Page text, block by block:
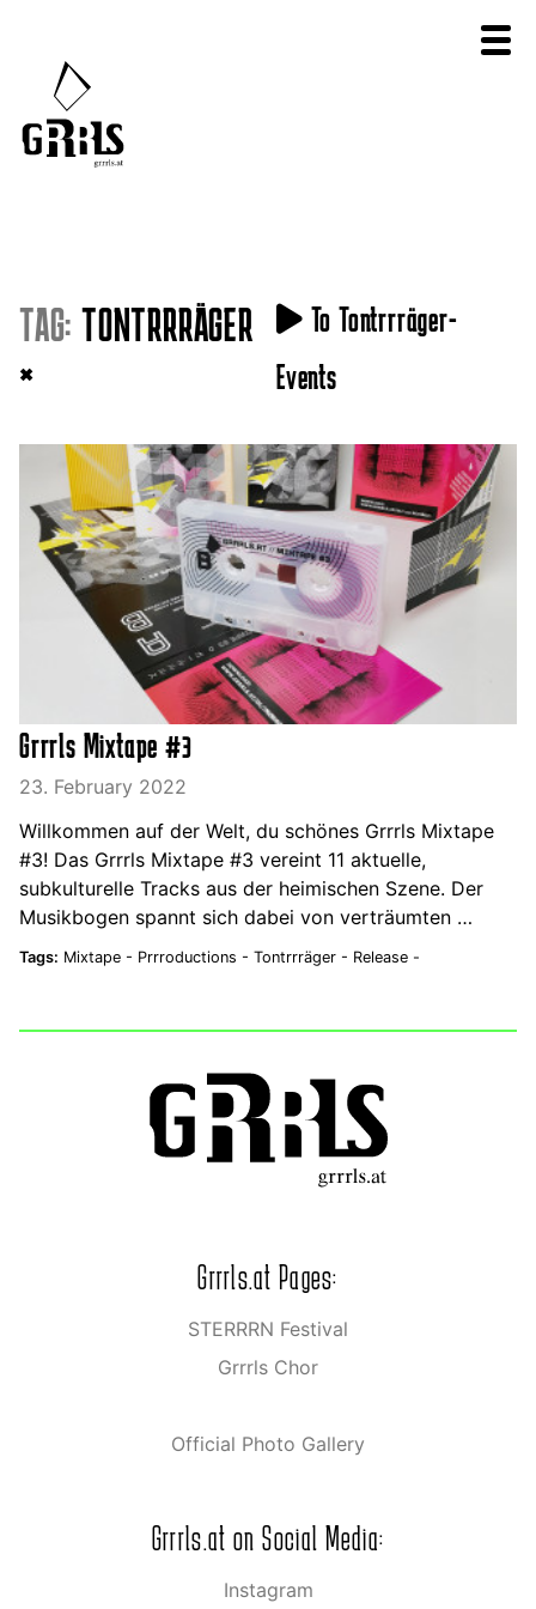
TAG: TONTRRRÄGER
×
To Tontrrräger-
Events
Grrrls Mixtape #3
23. February 2022
Willkommen auf der Welt, du schönes Grrrls Mixtape
#3! Das Grrrls Mixtape #3 vereint 11 aktuelle,
subkulturelle Tracks aus der heimischen Szene. Der
Musikbogen spannt sich dabei von verträumten …
Tags: Mixtape - Prrroductions - Tontrrräger - Release -
Grrrls.at Pages:
STERRRN Festival
Grrrls Chor
Official Photo Gallery
Grrrls.at on Social Media:
Instagram